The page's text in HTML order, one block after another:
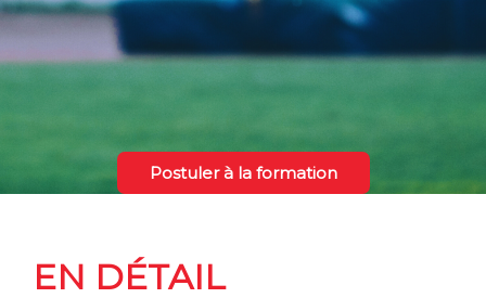
Postuler à la formation
EN DÉTAIL